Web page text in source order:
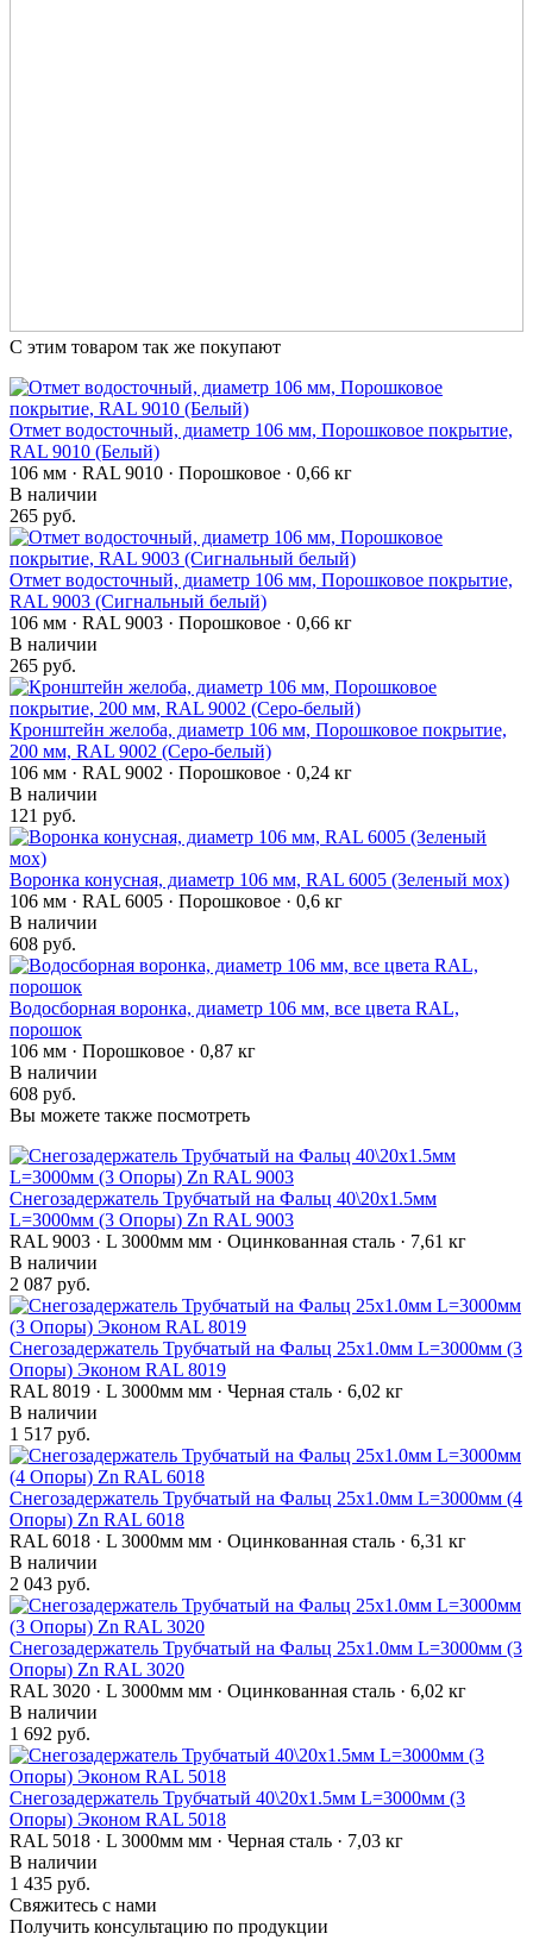
С этим товаром так же покупают
Отмет водосточный, диаметр 106 мм, Порошковое покрытие,
RAL 9010 (Белый)
106 мм · RAL 9010 · Порошковое · 0,66 кг
В наличии
265 руб.
Отмет водосточный, диаметр 106 мм, Порошковое покрытие,
RAL 9003 (Сигнальный белый)
106 мм · RAL 9003 · Порошковое · 0,66 кг
В наличии
265 руб.
Кронштейн желоба, диаметр 106 мм, Порошковое покрытие,
200 мм, RAL 9002 (Серо-белый)
106 мм · RAL 9002 · Порошковое · 0,24 кг
В наличии
121 руб.
Воронка конусная, диаметр 106 мм, RAL 6005 (Зеленый мох)
106 мм · RAL 6005 · Порошковое · 0,6 кг
В наличии
608 руб.
Водосборная воронка, диаметр 106 мм, все цвета RAL,
порошок
106 мм · Порошковое · 0,87 кг
В наличии
608 руб.
Вы можете также посмотреть
Снегозадержатель Трубчатый на Фальц 40\20х1.5мм
L=3000мм (3 Опоры) Zn RAL 9003
RAL 9003 · L 3000мм мм · Оцинкованная сталь · 7,61 кг
В наличии
2 087 руб.
Снегозадержатель Трубчатый на Фальц 25х1.0мм L=3000мм (3
Опоры) Эконом RAL 8019
RAL 8019 · L 3000мм мм · Черная сталь · 6,02 кг
В наличии
1 517 руб.
Снегозадержатель Трубчатый на Фальц 25х1.0мм L=3000мм (4
Опоры) Zn RAL 6018
RAL 6018 · L 3000мм мм · Оцинкованная сталь · 6,31 кг
В наличии
2 043 руб.
Снегозадержатель Трубчатый на Фальц 25х1.0мм L=3000мм (3
Опоры) Zn RAL 3020
RAL 3020 · L 3000мм мм · Оцинкованная сталь · 6,02 кг
В наличии
1 692 руб.
Снегозадержатель Трубчатый 40\20х1.5мм L=3000мм (3
Опоры) Эконом RAL 5018
RAL 5018 · L 3000мм мм · Черная сталь · 7,03 кг
В наличии
1 435 руб.
Свяжитесь с нами
Получить консультацию по продукции